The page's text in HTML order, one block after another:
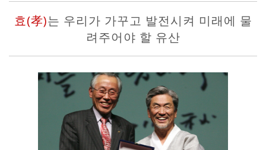
효(孝)는 우리가 가꾸고 발전시켜 미래에 물
려주어야 할 유산